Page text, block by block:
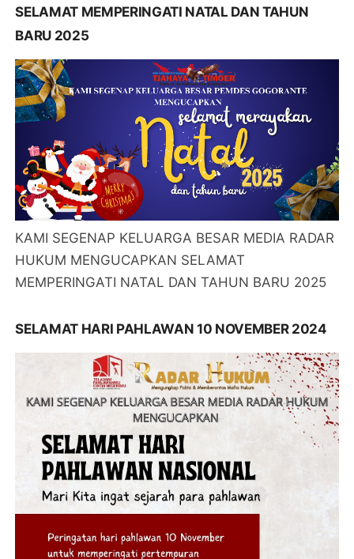
SELAMAT MEMPERINGATI NATAL DAN TAHUN
BARU 2025
KAMI SEGENAP KELUARGA BESAR MEDIA RADAR
HUKUM MENGUCAPKAN SELAMAT
MEMPERINGATI NATAL DAN TAHUN BARU 2025
SELAMAT HARI PAHLAWAN 10 NOVEMBER 2024